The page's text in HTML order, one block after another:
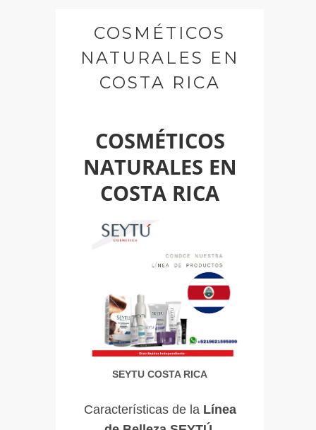
COSMÉTICOS
NATURALES EN
COSTA RICA
COSMÉTICOS
NATURALES EN
COSTA RICA
SEYTU COSTA RICA
Características de la Línea